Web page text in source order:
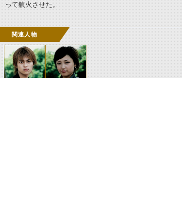
って鎮火させた。
関連人物